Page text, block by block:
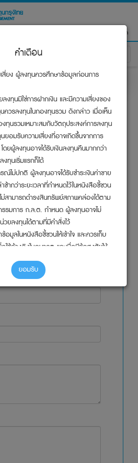
English
สำหรับคณะกรรมการกองทุน
งทุน
ลี้ยงชีพ*
คําเตือน
สี่ยง ผู้ลงทุนควรศึกษาข้อมูลก่อนการ
งทุนมิใช่การฝากเงิน และมีความเสี่ยงของ
วรลงทุนในกองทุนรวม ดังกล่าว เมื่อเห็น
งทุนรวมเหมาะสมกับวัตถุประสงค์การลงทุน
ยอมรับความเสี่ยงที่อาจเกิดขึ้นจากการ
ดยผู้ลงทุนอาจได้รับเงินลงทุนคืนมากกว่า
ทุนเริ่มแรกก็ได้
ณ์ไม่ปกติ ผู้ลงทุนอาจได้รับชำระเงินค่าขาย
ากว่าระยะเวลาที่กำหนดไว้ในหนังสือชี้ชวน
สามารถดำรงสินทรัพย์สภาพคล่องได้ตาม
รมการ ก.ล.ต. กำหนด ผู้ลงทุนอาจไม่
วยลงทุนได้ตามที่มีคำสั่งไว้
มูลในหนังสือชี้ชวนให้เข้าใจ และควรเก็บ
ใช้อ้างอิงในอนาคต และเมื่อมีข้อสงสัยให้
บผู้ลงทุนให้เข้าใจก่อนซื้อหน่วยลงทุน
องการทราบข้อมูลหรือเอกสารเพิ่มเติม
วกับการลงทุน ผู้ลงทุนสามารถติดต่อ
บุคคลแยกต่างหากจากบริษัทจัดการ ดังนั้น
นี้ ผลการดำเนินการของกองทุนรวมไม่ได้
การเงินหรือ ผลการดำเนินงานของบริษัท
มการ ก.ล.ต. หรือโดยผ่านเครือข่าย
นักงานคณะกรรมการ ก.ล.ต.
ยอมรับ